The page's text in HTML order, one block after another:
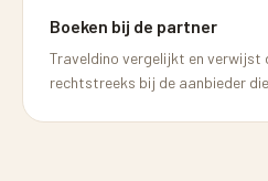
Boeken bij de partner
Traveldino vergelijkt en verwijst
rechtstreeks bij de aanbieder